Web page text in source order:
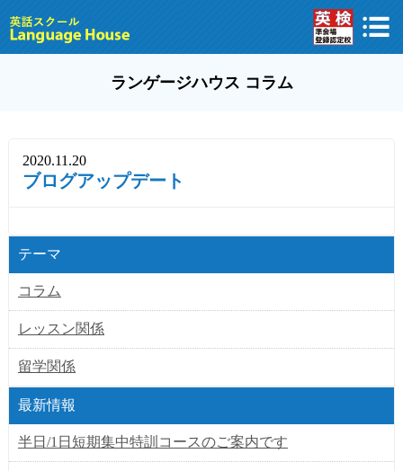
ランゲージハウス コラム
2020.11.20
ブログアップデート
テーマ
コラム
レッスン関係
留学関係
最新情報
半日/1日短期集中特訓コースのご案内です